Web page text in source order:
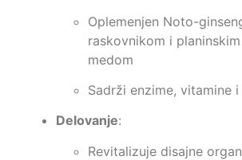
Oplemenjen Noto-
raskovnikom i
medom
Sadrži enzime, vitamine
Delovanje:
Revitalizuje disajne